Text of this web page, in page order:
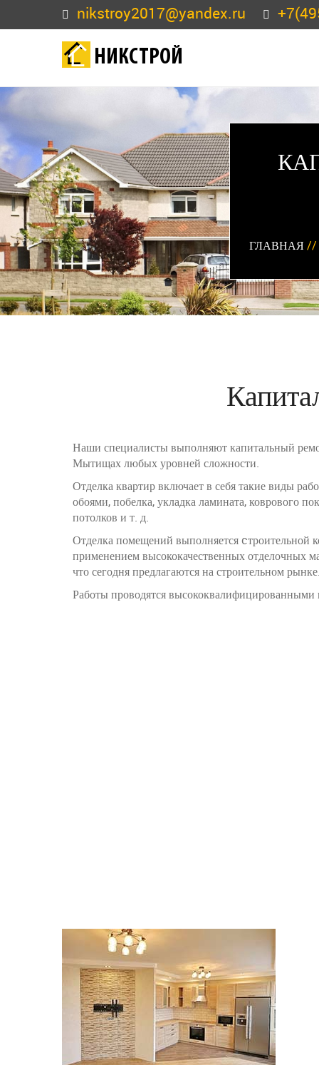
nikstroy2017@yandex.ru
НИКСТРОЙ
ГЛАВНАЯ //
Наши специалисты выполняют капитальный
Мытищах любых уровней сложности.
Отделка квартир включает в себя такие виды
обоями, побелка, укладка ламината, коврового
потолков и т. д.
Отделка помещений выполняется cтроительной
применением высококачественных отделочных
что сегодня предлагаются на строительном
Работы проводятся высококвалифицированными